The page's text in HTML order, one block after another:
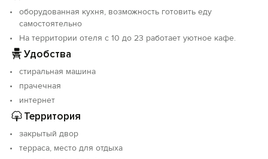
Объект прошёл классификацию. Номер реестровой
записи: С042025008737.
оборудованная кухня, возможность готовить еду
самостоятельно
На территории отеля с 10 до 23 работает уютное кафе.
Удобства
стиральная машина
прачечная
интернет
Территория
закрытый двор
терраса, место для отдыха